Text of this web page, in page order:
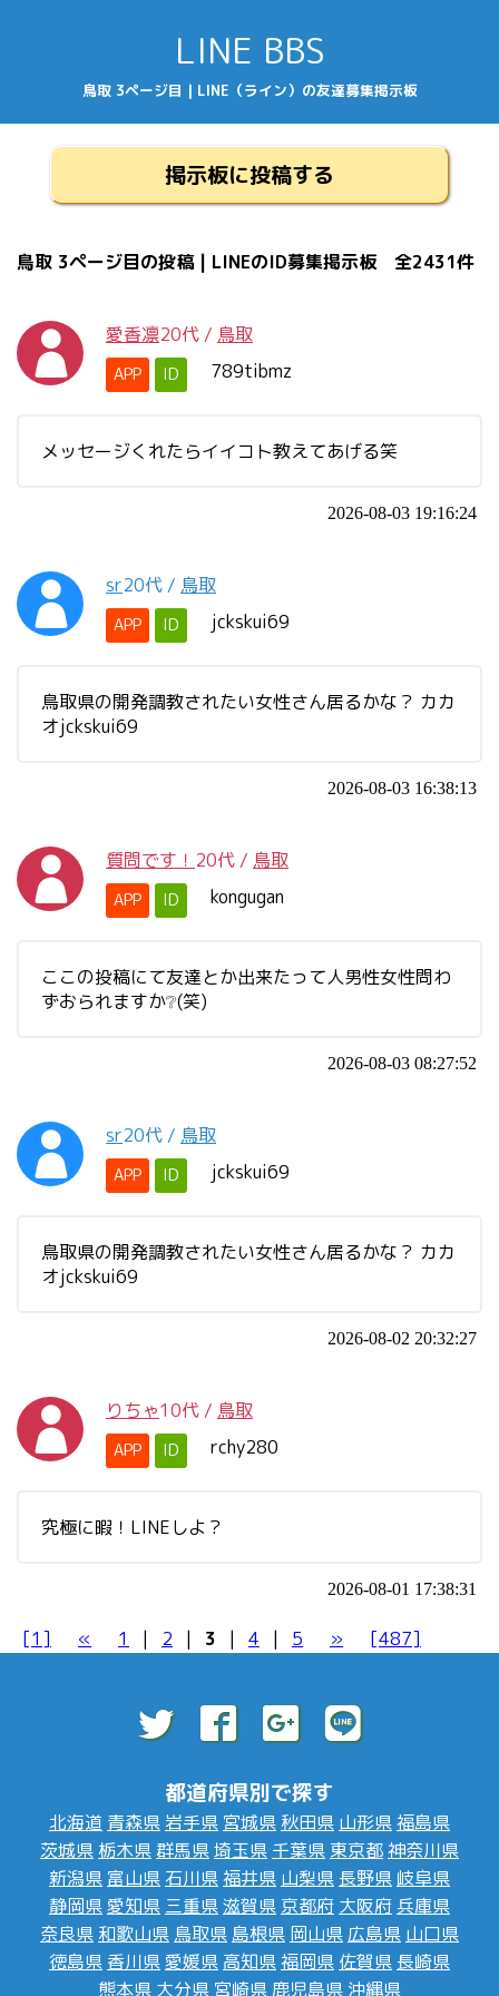
LINE BBS
鳥取 3ページ目 | LINE（ライン）の友達募集掲示板
掲示板に投稿する
鳥取 3ページ目の投稿 | LINEのID募集掲示板 全2431件
愛香凛20代 / 鳥取
APP ID 789tibmz
メッセージくれたらイイコト教えてあげる笑
2026-08-03 19:16:24
sr20代 / 鳥取
APP ID jckskui69
鳥取県の開発調教されたい女性さん居るかな？ カカ
オjckskui69
2026-08-03 16:38:13
質問です！ 20代 / 鳥取
APP ID kongugan
ここの投稿にて友達とか出来たって人男性女性問わ
ずおられますか❔(笑)
2026-08-03 08:27:52
sr20代 / 鳥取
APP ID jckskui69
鳥取県の開発調教されたい女性さん居るかな？ カカ
オjckskui69
2026-08-02 20:32:27
りちゃ10代 / 鳥取
APP ID rchy280
究極に暇！LINEしよ？
2026-08-01 17:38:31
[1] « 1 | 2 | 3 | 4 | 5 » [487]
都道府県別で探す
北海道 青森県 岩手県 宮城県 秋田県 山形県福島県
茨城県 栃木県群馬県埼玉県 千葉県 東京都神奈川県
新潟県 富山県 石川県福井県 山梨県 長野県 岐阜県
静岡県愛知県 三重県滋賀県 京都府 大阪府 兵庫県
奈良県 和歌山県 鳥取県 島根県 岡山県 広島県 山口県
徳島県 香川県愛媛県 高知県福岡県 佐賀県 長崎県
熊本県 大分県 宮崎県 鹿児島県 沖縄県